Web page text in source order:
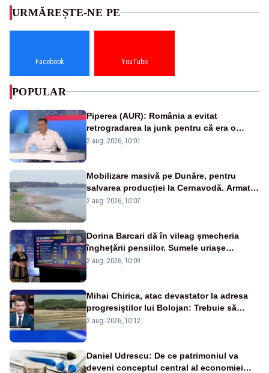
URMĂREȘTE-NE PE
Facebook YouTube
POPULAR
Piperea (AUR): România a evitat
retrogradarea la junk pentru că era o
catastrofă pentru bănci și fondurile de
2 aug. 2026, 10:01
Mobilizare masivă pe Dunăre, pentru
salvarea producției la Cernavodă. Armata
va detona o stâncă și va devia apa
2 aug. 2026, 10:07
Dorina Barcari dă în vileag șmecheria
înghețării pensiilor. Sumele uriașe
pierdute de fiecare român
2 aug. 2026, 10:09
Mihai Chirica, atac devastator la adresa
progresiștilor lui Bolojan: Trebuie să
protejăm și natura, dar nu șținem omaneii
2 aug. 2026, 10:12
Daniel Udrescu: De ce patrimoniul va
deveni conceptul central al economiei